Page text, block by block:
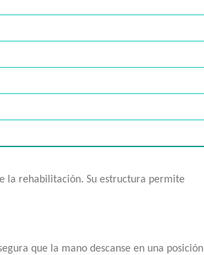
la rehabilitación. Su estructura permite
que la mano descanse en una posición